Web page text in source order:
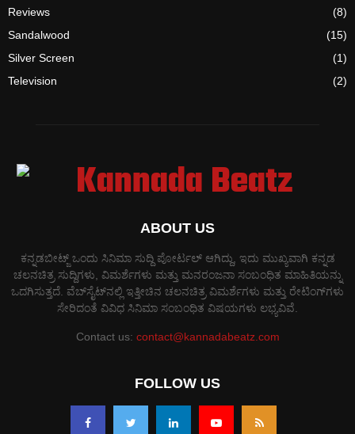
Reviews
(8)
Sandalwood
(15)
Silver Screen
(1)
Television
(2)
ABOUT US
ಕನ್ನಡಬೀಟ್ಜ್ ಒಂದು ಸಿನಿಮಾ ಸುದ್ದಿ ಪೋರ್ಟಲ್ ಆಗಿದ್ದು, ಇದು ಮುಖ್ಯವಾಗಿ ಕನ್ನಡ
ಚಲನಚಿತ್ರ ಸುದ್ದಿಗಳು, ವಿಮರ್ಶೆಗಳು ಮತ್ತು ಮನರಂಜನಾ ಸಂಬಂಧಿತ ಮಾಹಿತಿಯನ್ನು
ಒದಗಿಸುತ್ತದೆ. ವೆಬ್‌ಸೈಟ್‌ನಲ್ಲಿ ಇತ್ತೀಚಿನ ಚಲನಚಿತ್ರ ವಿಮರ್ಶೆಗಳು ಮತ್ತು ರೇಟಿಂಗ್‌ಗಳು
ಸೇರಿದಂತೆ ವಿವಿಧ ಸಿನಿಮಾ ಸಂಬಂಧಿತ ವಿಷಯಗಳು ಲಭ್ಯವಿವೆ.
Contact us: contact@kannadabeatz.com
FOLLOW US